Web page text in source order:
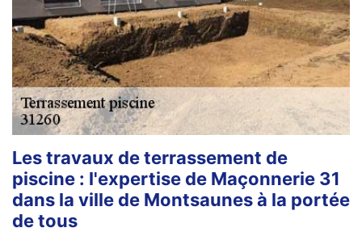
Les travaux de terrassement de
piscine : l'expertise de Maçonnerie 31
dans la ville de Montsaunes à la portée
de tous